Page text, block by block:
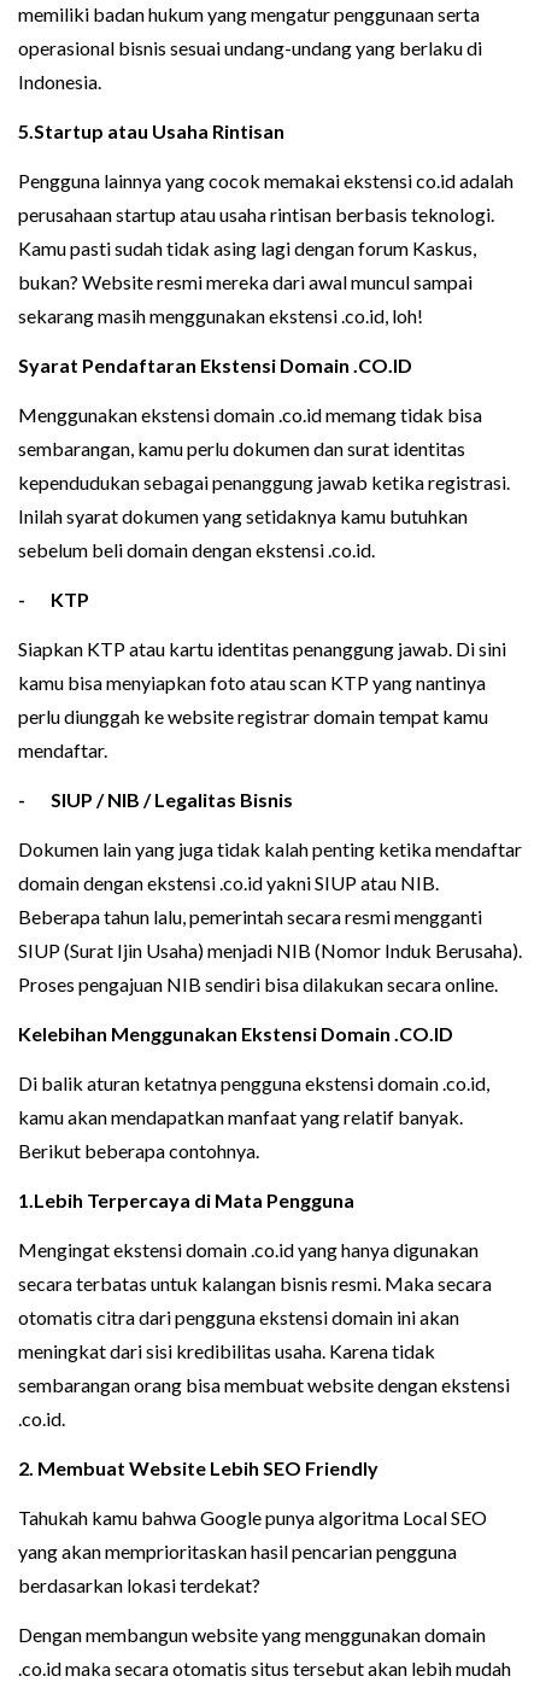
memiliki badan hukum yang mengatur penggunaan serta
operasional bisnis sesuai undang-undang yang berlaku di
Indonesia.
5.Startup atau Usaha Rintisan
Pengguna lainnya yang cocok memakai ekstensi co.id adalah
perusahaan startup atau usaha rintisan berbasis teknologi.
Kamu pasti sudah tidak asing lagi dengan forum Kaskus,
bukan? Website resmi mereka dari awal muncul sampai
sekarang masih menggunakan ekstensi .co.id, loh!
Syarat Pendaftaran Ekstensi Domain .CO.ID
Menggunakan ekstensi domain .co.id memang tidak bisa
sembarangan, kamu perlu dokumen dan surat identitas
kependudukan sebagai penanggung jawab ketika registrasi.
Inilah syarat dokumen yang setidaknya kamu butuhkan
sebelum beli domain dengan ekstensi .co.id.
- KTP
Siapkan KTP atau kartu identitas penanggung jawab. Di sini
kamu bisa menyiapkan foto atau scan KTP yang nantinya
perlu diunggah ke website registrar domain tempat kamu
mendaftar.
- SIUP / NIB / Legalitas Bisnis
Dokumen lain yang juga tidak kalah penting ketika mendaftar
domain dengan ekstensi .co.id yakni SIUP atau NIB.
Beberapa tahun lalu, pemerintah secara resmi mengganti
SIUP (Surat Ijin Usaha) menjadi NIB (Nomor Induk Berusaha).
Proses pengajuan NIB sendiri bisa dilakukan secara online.
Kelebihan Menggunakan Ekstensi Domain .CO.ID
Di balik aturan ketatnya pengguna ekstensi domain .co.id,
kamu akan mendapatkan manfaat yang relatif banyak.
Berikut beberapa contohnya.
1.Lebih Terpercaya di Mata Pengguna
Mengingat ekstensi domain .co.id yang hanya digunakan
secara terbatas untuk kalangan bisnis resmi. Maka secara
otomatis citra dari pengguna ekstensi domain ini akan
meningkat dari sisi kredibilitas usaha. Karena tidak
sembarangan orang bisa membuat website dengan ekstensi
.co.id.
2. Membuat Website Lebih SEO Friendly
Tahukah kamu bahwa Google punya algoritma Local SEO
yang akan memprioritaskan hasil pencarian pengguna
berdasarkan lokasi terdekat?
Dengan membangun website yang menggunakan domain
.co.id maka secara otomatis situs tersebut akan lebih mudah